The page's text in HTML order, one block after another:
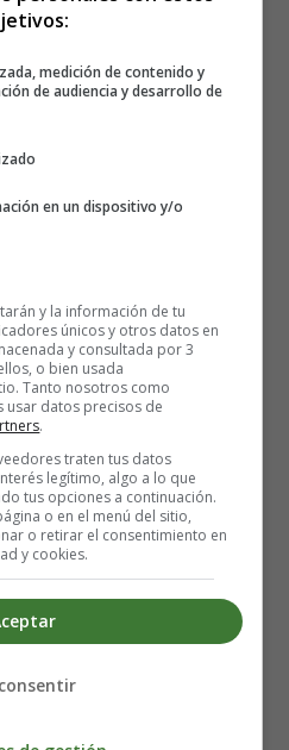
corazón, y por eso te estoy
rápido de mente, respondió:
me hubieras dicho antes,
durante el viaje."
creyó la historia del mono
para que pudiera recoger su
el mono saltó rápidamente a
altas y dijo:
Mi corazón siempre
la fuerza y la traición.
de elegir
pero tienen intenciones
medición de contenido y
de audiencia y desarrollo de
en un dispositivo y/o
y la información de tu
únicos y otros datos en
y consultada por 3
o bien usada
Tanto nosotros como
datos precisos de
.
traten tus datos
legítimo, algo a lo que
tus opciones a continuación.
o en el menú del sitio,
o retirar el consentimiento en
y cookies.